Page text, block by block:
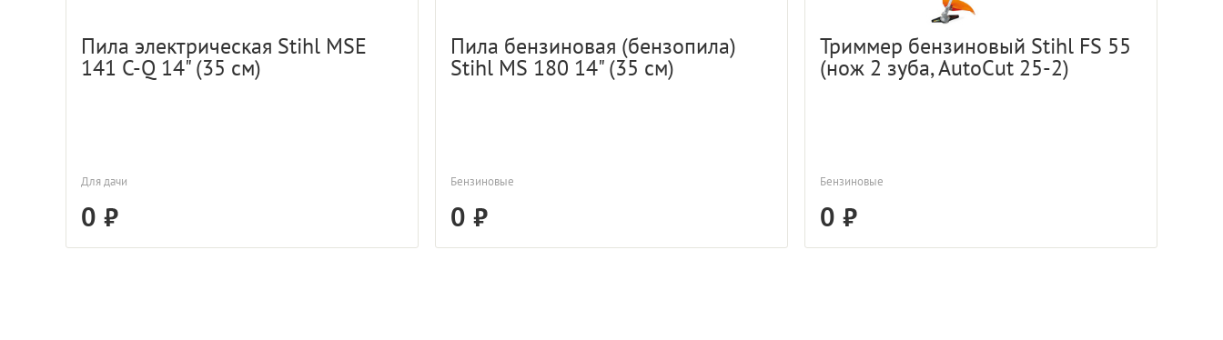
Пила электрическая Stihl MSE
141 C-Q 14" (35 см)
Для дачи
0
Пила бензиновая (бензопила)
Stihl MS 180 14" (35 см)
Бензиновые
0
Триммер бензиновый Stihl FS 55
(нож 2 зуба, AutoCut 25-2)
Бензиновые
0